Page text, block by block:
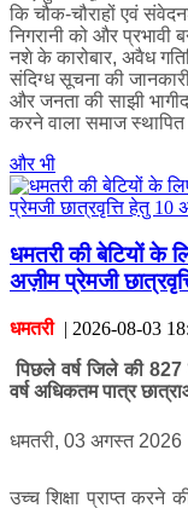
कि चौक-चौराहों एवं
निगरानी को और प्रभावी
नशे के कारोबार, अवैध
संदिग्ध सूचना की
और जनता की साझी
करने वाला समाज
और भी
धमतरी की बेटियों के
अज़ीम प्रेमजी
धमतरी| 2026-08-03
पिछले वर्ष जिले की
वर्ष अधिकतम पात्र
धमतरी, 03 अगस्त 2026
उच्च शिक्षा प्राप्त